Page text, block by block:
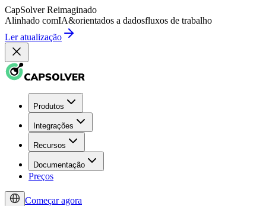
CapSolver Reimaginado
Alinhado comIA&orientados a dadosfluxos de trabalho
Ler atualização
Produtos
Integrações
Recursos
Documentação
Preços
Começar agora